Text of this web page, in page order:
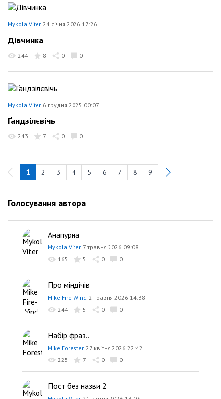
Mykola Viter 24 січня 2026 17:26
Дівчинка
244 8 0 0
Mykola Viter 6 грудня 2025 00:07
Ґандзілєвічь
243 7 0 0
1 2 3 4 5 6 7 8 9
Голосування автора
Анапурна
Mykola Viter 7 травня 2026 09:08
165
5 0 0
Про міндічів
Mike Fire-Wind 2 травня 2026 14:38
244
5 0 0
Набір фраз..
Mike Forester 27 квітня 2026 22:42
225
7 0 0
Пост без назви 2